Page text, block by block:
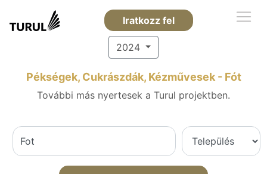
Iratkozz fel
2024
Pékségek, Cukrászdák, Kézművesek - Fót
További más nyertesek a Turul projektben.